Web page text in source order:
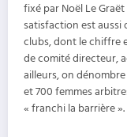
fixé par Noël Le Graët
satisfaction est aussi
clubs, dont le chiffre
de comité directeur,
ailleurs, on
et 700 femmes
« franchi la barrière ».